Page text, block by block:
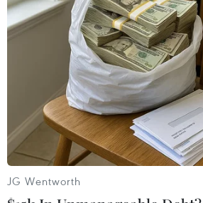
#Italy #Michele Ferrero
#Người giàu nhất Italy
#Bánh kẹo
#Doanh nhân
#Công nghiệp thực
#Mon Cherim
#Ferrero Rocher
Theo dõi VietnamPlus
JG Wentworth